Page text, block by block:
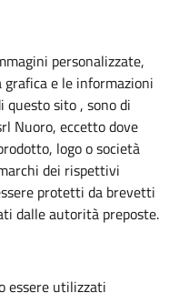
personalizzate,
e le informazioni
questo sito , sono di
Nuoro, eccetto dove
logo o società
dei rispettivi
protetti da brevetti
dalle autorità preposte.
essere utilizzati